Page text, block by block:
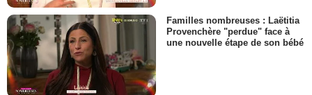
Familles nombreuses : Laëtitia
Provenchère "perdue" face à
une nouvelle étape de son bébé